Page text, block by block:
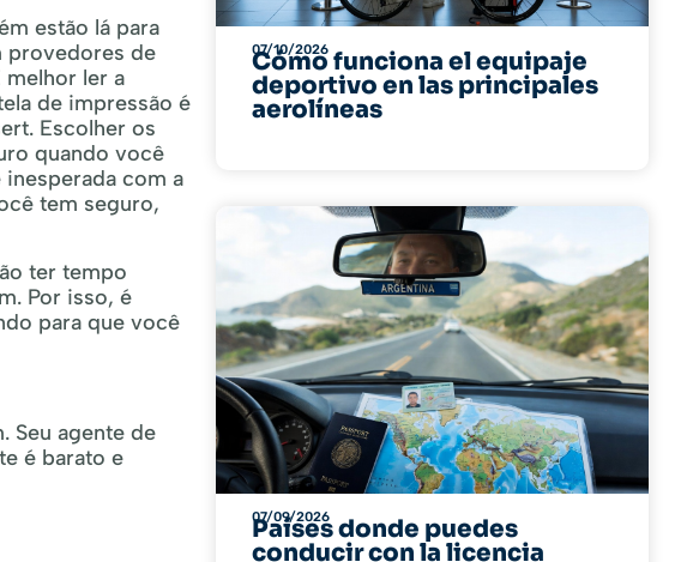
estão lá para
provedores de
ler a
de impressão é
Escolher os
quando você
com a
tem seguro,
ter tempo
Por isso, é
para que você
Seu agente de
é barato e
07/10/2026
Cómo funciona el equipaje
deportivo en las principales
aerolíneas
07/09/2026
Países donde puedes
conducir con la licencia